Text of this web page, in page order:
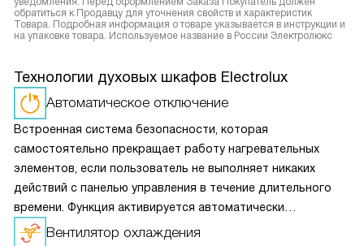
обратиться к Продавцу для уточнения свойств и характеристик
Товара. Подробная информация о товаре указывается в инструкции и
на упаковке товара. Используемое название в России Электролюкс
Технологии духовых шкафов Electrolux
Автоматическое отключение
Встроенная система безопасности, которая
самостоятельно прекращает работу нагревательных
элементов, если пользователь не выполняет никаких
действий с панелью управления в течение длительного
времени. Функция активируется автоматически
и не требует дополнительной настройки.
Вентилятор охлаждения